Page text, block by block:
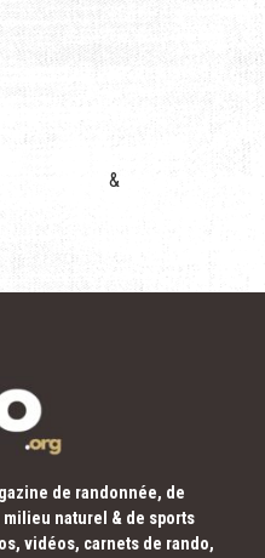
&
de randonnée, de
naturel & de sports
vidéos, carnets de rando,